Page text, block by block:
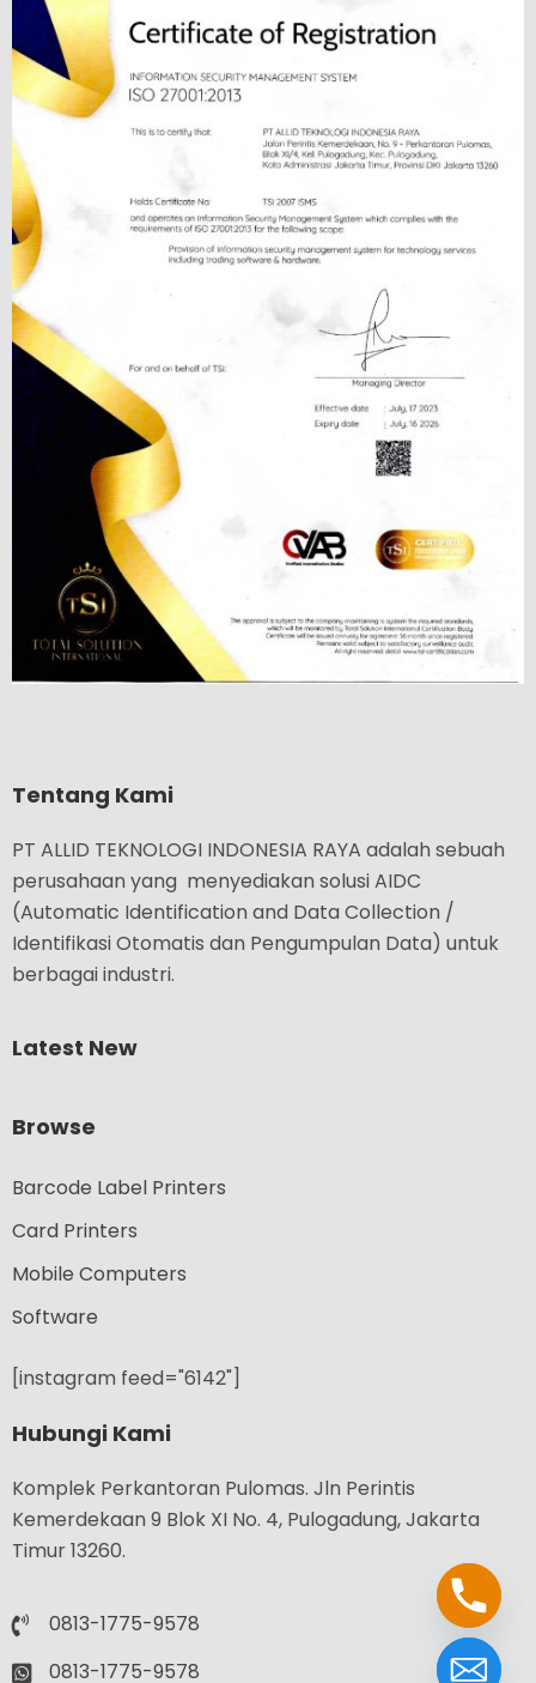
Tentang Kami
PT ALLID TEKNOLOGI INDONESIA RAYA adalah sebuah
perusahaan yang menyediakan solusi AIDC
(Automatic Identification and Data Collection /
Identifikasi Otomatis dan Pengumpulan Data) untuk
berbagai industri.
Latest New
Browse
Barcode Label Printers
Card Printers
Mobile Computers
Software
[instagram feed="6142"]
Hubungi Kami
Komplek Perkantoran Pulomas. Jln Perintis
Kemerdekaan 9 Blok XI No. 4, Pulogadung, Jakarta
Timur 13260.
0813-1775-9578
0813-1775-9578